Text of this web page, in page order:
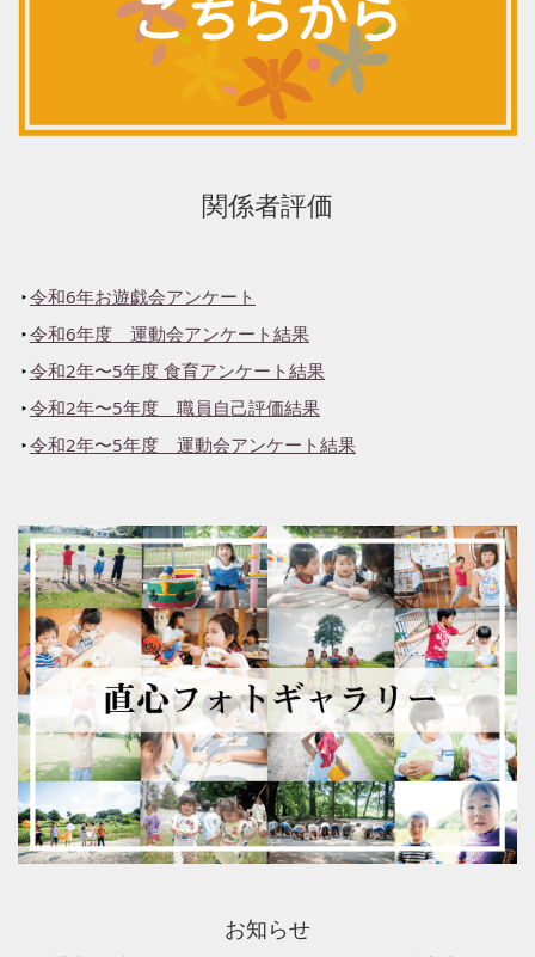
関係者評価
令和6年お遊戯会アンケート
令和6年度 運動会アンケート結果
令和2年〜5年度 食育アンケート結果
令和2年〜5年度 職員自己評価結果
令和2年〜5年度 運動会アンケート結果
お知らせ